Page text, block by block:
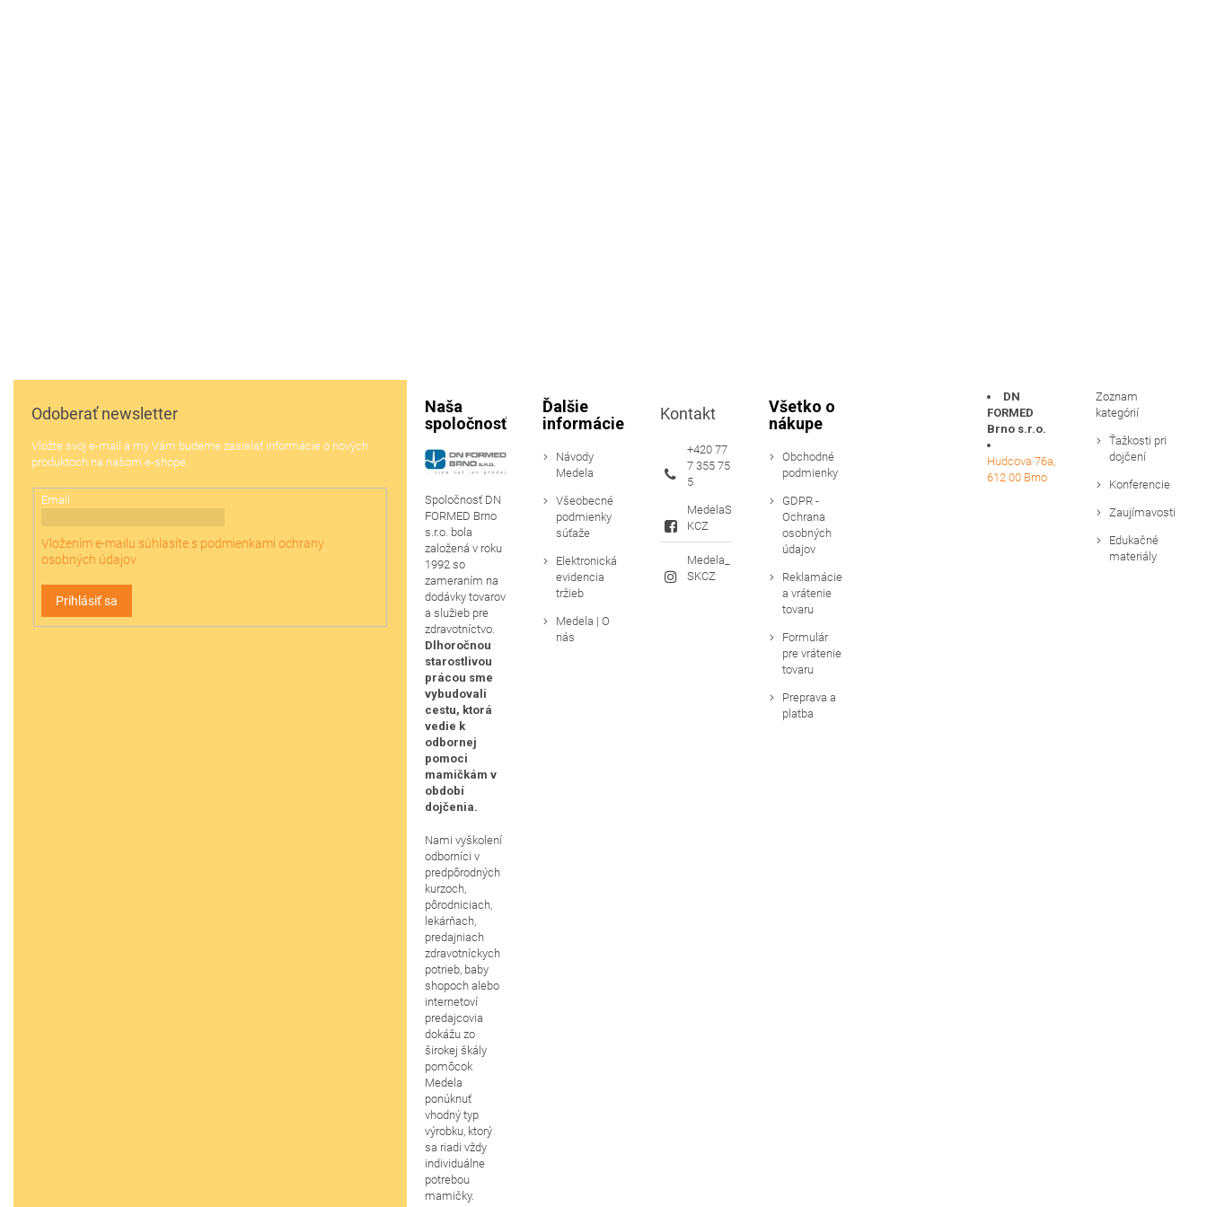
Odoberať newsletter
Vložte svoj e-mail a my Vám budeme zasielať informácie o nových
produktoch na našom e-shope.
Email
Vložením e-mailu súhlasíte s podmienkami ochrany
osobných údajov
Prihlásiť sa
Naša
spoločnosť
Spoločnosť DN
FORMED Brno
s.r.o. bola
založená v roku
1992 so
zameraním na
dodávky tovarov
a služieb pre
zdravotníctvo.
Dlhoročnou
starostlivou
prácou sme
vybudovali
cestu, ktorá
vedie k
odbornej
pomoci
mamičkám v
období
dojčenia.
Nami vyškolení
odborníci v
predpôrodných
kurzoch,
pôrodniciach,
lekárňach,
predajniach
zdravotníckych
potrieb, baby
shopoch alebo
internetoví
predajcovia
dokážu zo
širokej škály
pomôcok
Medela
ponúknuť
vhodný typ
výrobku, ktorý
sa riadi vždy
individuálne
potrebou
mamičky.
Ďalšie
informácie
Návody
Medela
Všeobecné
podmienky
súťaže
Elektronická
evidencia
tržieb
Medela | O
nás
Kontakt
+420 77
7 355 75
5
MedelaS
KCZ
Medela_
SKCZ
Všetko o
nákupe
Obchodné
podmienky
GDPR -
Ochrana
osobných
údajov
Reklamácie
a vrátenie
tovaru
Formulár
pre vrátenie
tovaru
Preprava a
platba
DN
FORMED
Brno s.r.o.
Hudcova 76a,
612 00 Brno
Zoznam
kategórií
Ťažkosti pri
dojčení
Konferencie
Zaujímavosti
Edukačné
materiály